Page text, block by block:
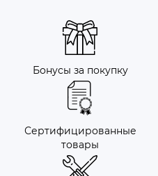
Бонусы за покупку
Сертифицированные
товары